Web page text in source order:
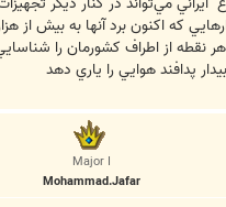
كه اكنون برد آنها به بيش از
نقطه از اطراف كشورمان را
پدافند هوايي را ياري دهد
Major I
Mohammad.Jafar